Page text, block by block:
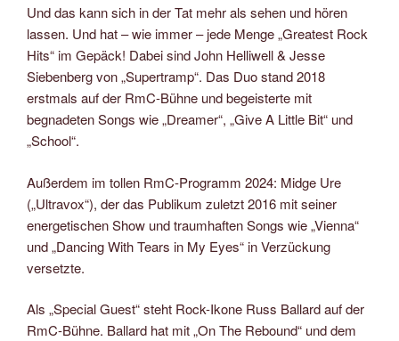
Und das kann sich in der Tat mehr als sehen und hören
lassen. Und hat – wie immer – jede Menge „Greatest Rock
Hits“ im Gepäck! Dabei sind John Helliwell & Jesse
Siebenberg von „Supertramp“. Das Duo stand 2018
erstmals auf der RmC-Bühne und begeisterte mit
begnadeten Songs wie „Dreamer“, „Give A Little Bit“ und
„School“.
Außerdem im tollen RmC-Programm 2024: Midge Ure
(„Ultravox“), der das Publikum zuletzt 2016 mit seiner
energetischen Show und traumhaften Songs wie „Vienna“
und „Dancing With Tears in My Eyes“ in Verzückung
versetzte.
Als „Special Guest“ steht Rock-Ikone Russ Ballard auf der
RmC-Bühne. Ballard hat mit „On The Rebound“ und dem